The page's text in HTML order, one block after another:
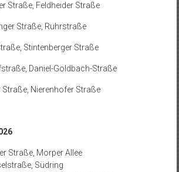
Straße, Feldheider Straße
Straße, Ruhrstraße
Stintenberger Straße
Daniel-Goldbach-Straße
Nierenhofer Straße
Straße, Morper Allee
Südring